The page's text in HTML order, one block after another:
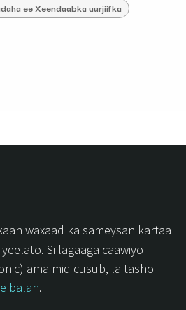
ee Xeendaabka uurjiifka
waxaad ka sameysan kartaa
Si lagaaga caawiyo
ama mid cusub, la tasho
balan.